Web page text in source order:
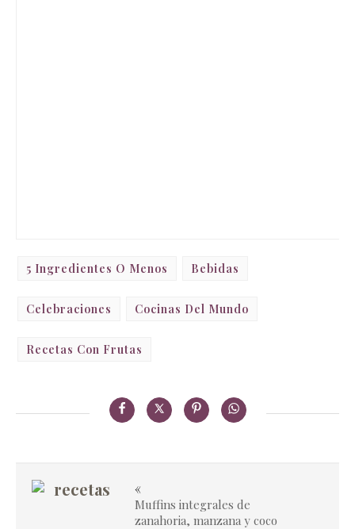
5 Ingredientes O Menos Bebidas
Celebraciones Cocinas Del Mundo
Recetas Con Frutas
«
Muffins integrales de
zanahoria, manzana y coco